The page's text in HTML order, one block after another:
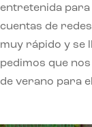
entretenida
cuentas de
muy rápido y se
pedimos que
de verano para